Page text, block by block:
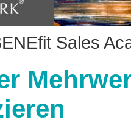
Sales